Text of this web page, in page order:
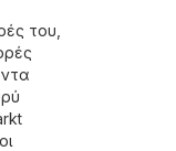
του,